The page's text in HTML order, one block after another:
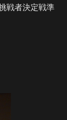
戦者決定戦準